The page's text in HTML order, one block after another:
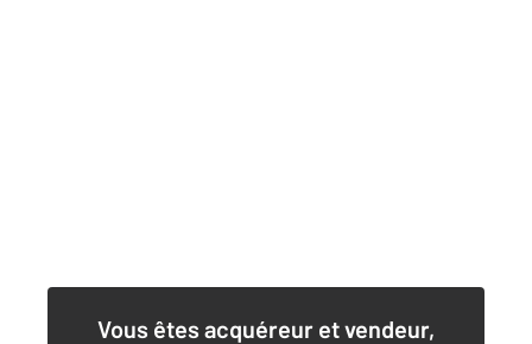
Vous êtes acquéreur et vendeur,